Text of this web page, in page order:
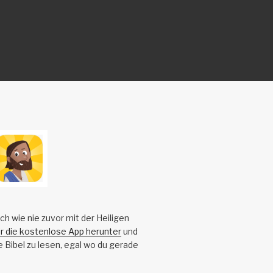
wie nie zuvor mit der Heiligen
die kostenlose App herunterund
Bibel zu lesen, egal wo du gerade